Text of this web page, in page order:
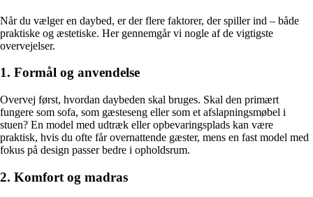
Når du vælger en daybed, er der flere faktorer, der spiller ind – både
praktiske og æstetiske. Her gennemgår vi nogle af de vigtigste
overvejelser.
1. Formål og anvendelse
Overvej først, hvordan daybeden skal bruges. Skal den primært
fungere som sofa, som gæsteseng eller som et afslapningsmøbel i
stuen? En model med udtræk eller opbevaringsplads kan være
praktisk, hvis du ofte får overnattende gæster, mens en fast model med
fokus på design passer bedre i opholdsrum.
2. Komfort og madras